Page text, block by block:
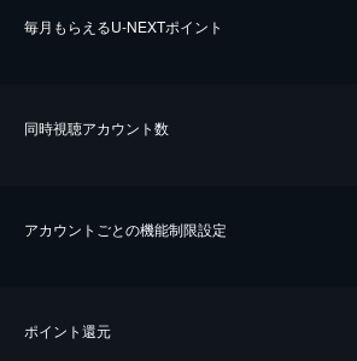
毎⽉もらえるU-NEXTポイント
同時視聴アカウント数
アカウントごとの機能制限設定
ポイント還元